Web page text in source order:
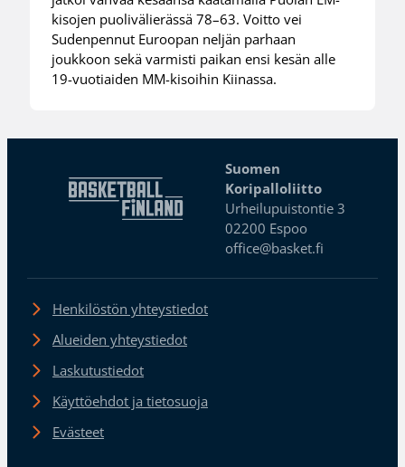
kisojen puolivälierässä 78–63. Voitto vei
Sudenpennut Euroopan neljän parhaan
joukkoon sekä varmisti paikan ensi kesän alle
19-vuotiaiden MM-kisoihin Kiinassa.
Suomen
Koripalloliitto
Urheilupuistontie 3
02200 Espoo
office@basket.fi
Henkilöstön yhteystiedot
Alueiden yhteystiedot
Laskutustiedot
Käyttöehdot ja tietosuoja
Evästeet